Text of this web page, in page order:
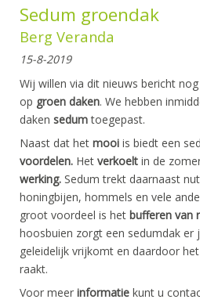
Sedum groendak
Berg Veranda
15-8-2019
Wij willen via dit nieuws bericht
op groen daken. We hebben
daken sedumtoegepast.
Naast dat het mooi is biedt een
voordelen. Het verkoelt in de
werking. Sedum trekt daarnaast
honingbijen, hommels en vele
groot voordeel is het bufferen van
hoosbuien zorgt een sedumdak
geleidelijk vrijkomt en daardoor
raakt.
Voor meer informatie kunt u